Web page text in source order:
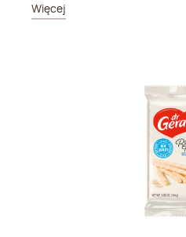
Więcej